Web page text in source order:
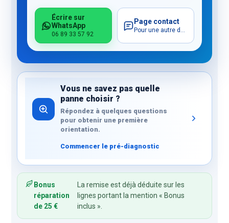
Écrire sur
WhatsApp
06 89 33 57 92
Page contact
Pour une autre demande
Vous ne savez pas quelle
panne choisir ?
Répondez à quelques questions
pour obtenir une première
orientation.
Commencer le pré-diagnostic
Bonus
réparation
de 25 €
La remise est déjà déduite sur les
lignes portant la mention « Bonus
inclus ».